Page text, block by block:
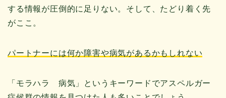
する情報が圧倒的に足りない。そして、たどり着く先
がここ。
パートナーには何か障害や病気があるかもしれない
「モラハラ 病気」というキーワードでアスペルガー